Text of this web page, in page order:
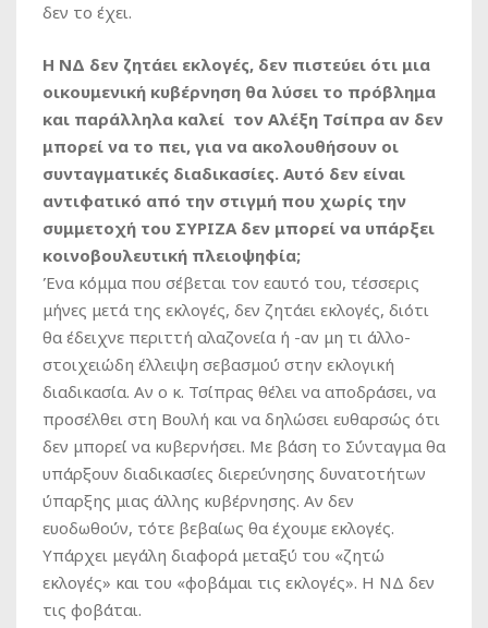
δεν το έχει.
Η ΝΔ δεν ζητάει εκλογές, δεν πιστεύει ότι μια
οικουμενική κυβέρνηση θα λύσει το πρόβλημα
και παράλληλα καλεί τον Αλέξη Τσίπρα αν δεν
μπορεί να το πει, για να ακολουθήσουν οι
συνταγματικές διαδικασίες. Αυτό δεν είναι
αντιφατικό από την στιγμή που χωρίς την
συμμετοχή του ΣΥΡΙΖΑ δεν μπορεί να υπάρξει
κοινοβουλευτική πλειοψηφία;
Ένα κόμμα που σέβεται τον εαυτό του, τέσσερις
μήνες μετά της εκλογές, δεν ζητάει εκλογές, διότι
θα έδειχνε περιττή αλαζονεία ή -αν μη τι άλλο-
στοιχειώδη έλλειψη σεβασμού στην εκλογική
διαδικασία. Αν ο κ. Τσίπρας θέλει να αποδράσει, να
προσέλθει στη Βουλή και να δηλώσει ευθαρσώς ότι
δεν μπορεί να κυβερνήσει. Με βάση το Σύνταγμα θα
υπάρξουν διαδικασίες διερεύνησης δυνατοτήτων
ύπαρξης μιας άλλης κυβέρνησης. Αν δεν
ευοδωθούν, τότε βεβαίως θα έχουμε εκλογές.
Υπάρχει μεγάλη διαφορά μεταξύ του «ζητώ
εκλογές» και του «φοβάμαι τις εκλογές». Η ΝΔ δεν
τις φοβάται.